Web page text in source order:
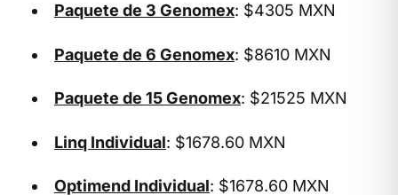
Paquete de 3 Genomex: $4305 MXN
Paquete de 6 Genomex: $8610 MXN
Paquete de 15 Genomex: $21525 MXN
Linq Individual: $1678.60 MXN
Optimend Individual: $1678.60 MXN